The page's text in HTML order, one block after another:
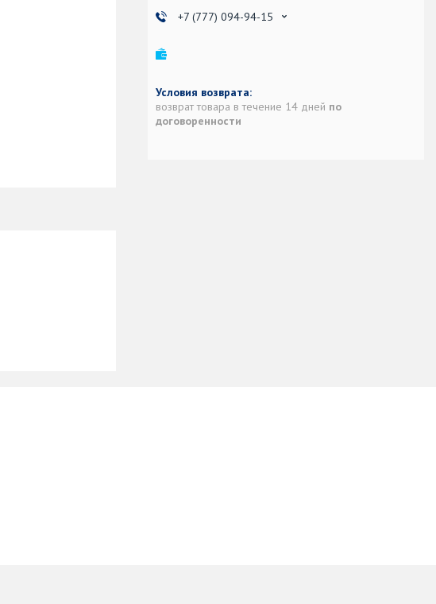
+7 (777) 094-94-15
возврат товара в течение 14 дней по
договоренности